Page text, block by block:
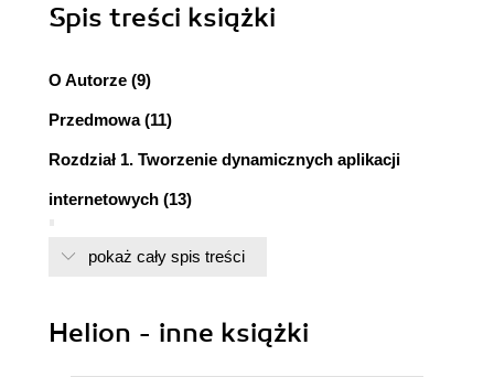
Spis treści książki
O Autorze (9)
Przedmowa (11)
Rozdział 1. Tworzenie dynamicznych aplikacji
internetowych (13)
Zawartość statyczna a zawartość dynamiczna
serwera (18)
pokaż cały spis treści
Helion - inne książki